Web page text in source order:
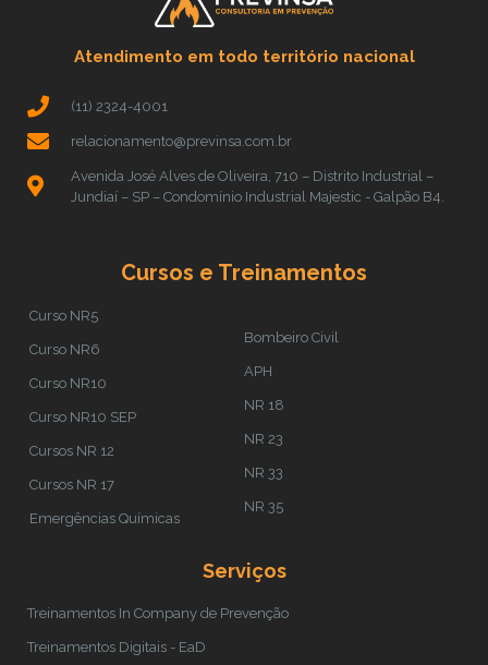
Atendimento em todo território nacional
(11) 2324-4001
relacionamento@previnsa.com.br
Avenida José Alves de Oliveira, 710 – Distrito Industrial –
Jundiaí – SP – Condomínio Industrial Majestic - Galpão B4.
Cursos e Treinamentos
Curso NR5
Curso NR6
Curso NR10
Curso NR10 SEP
Cursos NR 12
Cursos NR 17
Emergências Químicas
Bombeiro Civil
APH
NR 18
NR 23
NR 33
NR 35
Serviços
Treinamentos In Company de Prevenção
Treinamentos Digitais - EaD